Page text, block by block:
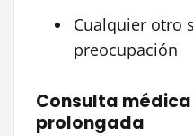
Cualquier otro
preocupación
Consulta
prolongada